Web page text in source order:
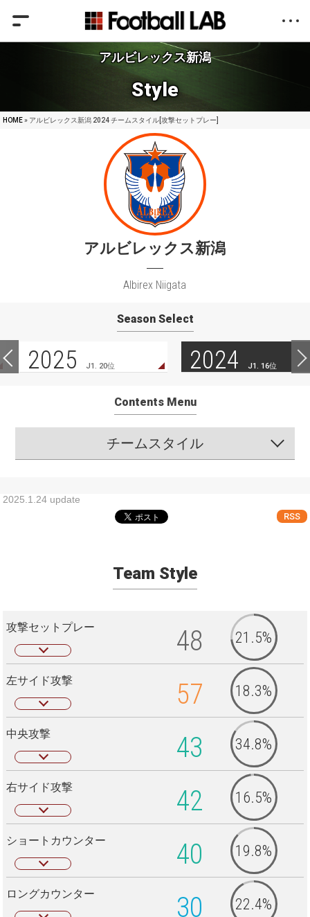
アルビレックス新潟
Style
HOME» アルビレックス新潟 2024 チームスタイル[攻撃セットプレー]
アルビレックス新潟
Albirex Niigata
Season Select
2025 J1. 20位 2024 J1. 16位
Contents Menu
チームスタイル
2025.1.24 update
RSS
Team Style
攻撃セットプレー 48 21.5%
左サイド攻撃 57 18.3%
中央攻撃 43 34.8%
右サイド攻撃 42 16.5%
ショートカウンター 40 19.8%
ロングカウンター 30 22.4%